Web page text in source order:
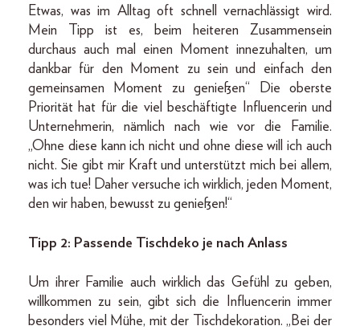
Etwas, was im Alltag oft schnell vernachlässigt wird.
Mein Tipp ist es, beim heiteren Zusammensein
durchaus auch mal einen Moment innezuhalten, um
dankbar für den Moment zu sein und einfach den
gemeinsamen Moment zu genießen“ Die oberste
Priorität hat für die viel beschäftigte Influencerin und
Unternehmerin, nämlich nach wie vor die Familie.
„Ohne diese kann ich nicht und ohne diese will ich auch
nicht. Sie gibt mir Kraft und unterstützt mich bei allem,
was ich tue! Daher versuche ich wirklich, jeden Moment,
den wir haben, bewusst zu genießen!“
Tipp 2: Passende Tischdeko je nach Anlass
Um ihrer Familie auch wirklich das Gefühl zu geben,
willkommen zu sein, gibt sich die Influencerin immer
besonders viel Mühe, mit der Tischdekoration. „Bei der